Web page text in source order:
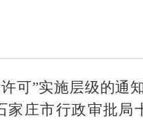
可”实施层级的通
家庄市行政审批局